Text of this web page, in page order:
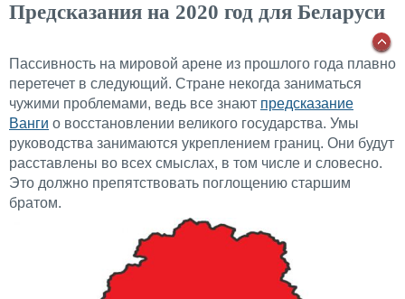
Предсказания на 2020 год для Беларуси
Пассивность на мировой арене из прошлого года плавно
перетечет в следующий. Стране некогда заниматься
чужими проблемами, ведь все знают предсказание
Ванги о восстановлении великого государства. Умы
руководства занимаются укреплением границ. Они будут
расставлены во всех смыслах, в том числе и словесно.
Это должно препятствовать поглощению старшим
братом.